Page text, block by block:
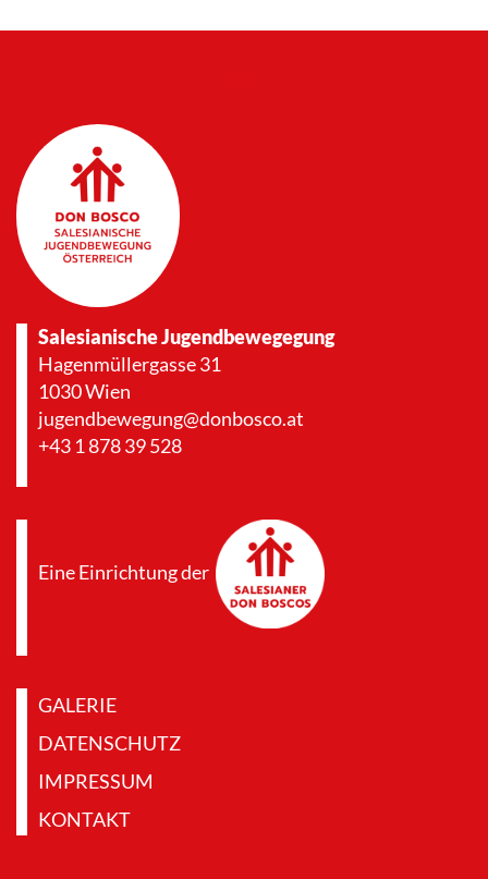
Salesianische Jugendbewegegung
Hagenmüllergasse 31
1030 Wien
jugendbewegung@donbosco.at
+43 1 878 39 528
Eine Einrichtung der
GALERIE
DATENSCHUTZ
IMPRESSUM
KONTAKT